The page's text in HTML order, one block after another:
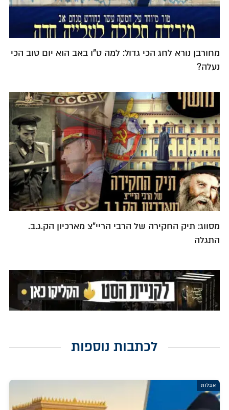
מחורבן נורא לחג הכי גדול: למה ט"ו באב הוא יום טוב הכי
נעלה?
מסווג: תיק החקירה של הרבי הריי"צ מארכיון הק.ג.ב.
התגלה
לכתבות נוספות
אבלות